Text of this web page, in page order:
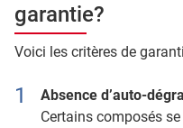
garantie?
Voici les critères de
Absence d’auto-
Certains composés